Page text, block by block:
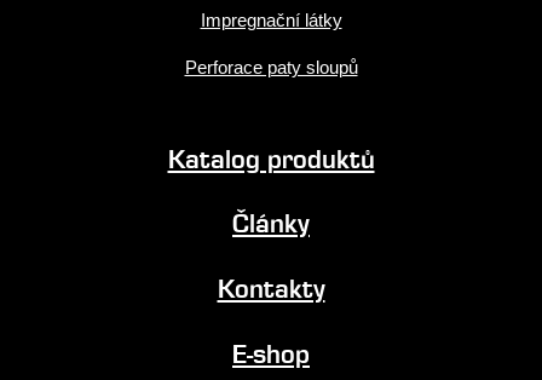
Impregnační látky
Perforace paty sloupů
Katalog produktů
Články
Kontakty
E-shop